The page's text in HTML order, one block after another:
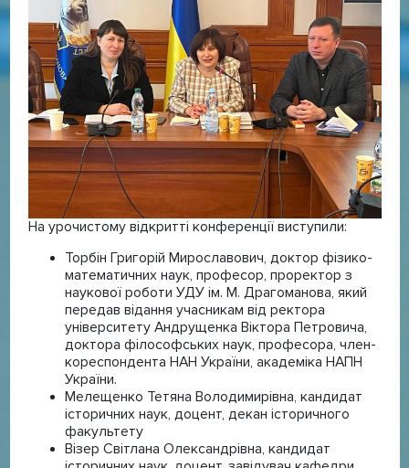
На урочистому відкритті конференції виступили:
Торбін Григорій Мирославович, доктор фізико-
математичних наук, професор, проректор з
наукової роботи УДУ ім. М. Драгоманова, який
передав відання учасникам від ректора
університету Андрущенка Віктора Петровича,
доктора філософських наук, професора, член-
кореспондента НАН України, академіка НАПН
України.
Мелещенко Тетяна Володимирівна, кандидат
історичних наук, доцент, декан історичного
факультету
Візер Світлана Олександрівна, кандидат